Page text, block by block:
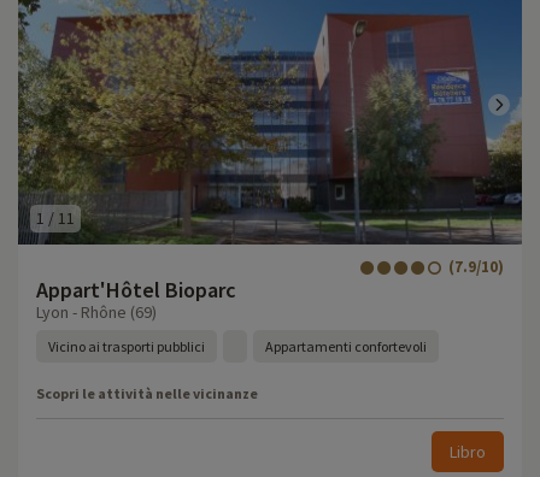
1 / 11
Appart'Hôtel Bioparc
(7.9/10)
Lyon - Rhône (69)
Vicino ai trasporti pubblici Appartamenti confortevoli
Scopri le attività nelle vicinanze
Libro